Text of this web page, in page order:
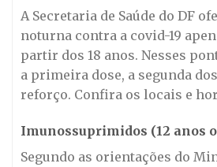
A Secretaria de Saúde do DF
noturna contra a covid-19
partir dos 18 anos. Nesses
a primeira dose, a segunda
reforço. Confira os locais e
Imunossuprimidos (12 anos
Segundo as orientações do